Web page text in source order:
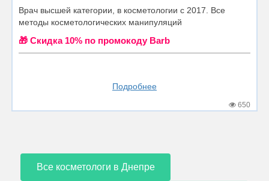
Врач высшей категории, в косметологии с 2017. Все
методы косметологических манипуляций
🎁 Cкидка 10% по промокоду Barb
Подробнее
650
Все косметологи в Днепре